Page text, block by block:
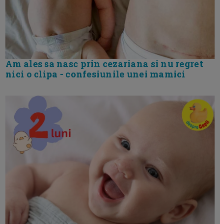
Am ales sa nasc prin cezariana si nu regret
nici o clipa - confesiunile unei mamici